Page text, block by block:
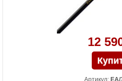
12
Артикул: